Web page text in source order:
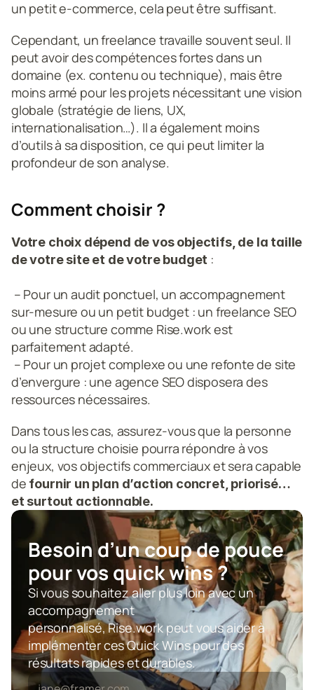
un petit e-commerce, cela peut être suffisant.
Cependant, un freelance travaille souvent seul. Il
peut avoir des compétences fortes dans un
domaine (ex. contenu ou technique), mais être
moins armé pour les projets nécessitant une vision
globale (stratégie de liens, UX,
internationalisation…). Il a également moins
d’outils à sa disposition, ce qui peut limiter la
profondeur de son analyse.
Comment choisir ?
Votre choix dépend de vos objectifs, de la taille
de votre site et de votre budget :
sur-mesure ou un petit budget : un freelance SEO
ou une structure comme Rise.work est
parfaitement adapté.
d’envergure : une agence SEO disposera des
ressources nécessaires.
Dans tous les cas, assurez-vous que la personne
ou la structure choisie pourra répondre à vos
enjeux, vos objectifs commerciaux et sera capable
de fournir un plan d’action concret, priorisé…
et surtout actionnable.
Besoin d’un coup de pouce
pour vos quick wins ?
Si vous souhaitez aller plus loin avec un
accompagnement
personnalisé, Rise.work peut vous aider à
implémenter ces Quick Wins pour des
résultats rapides et durables.